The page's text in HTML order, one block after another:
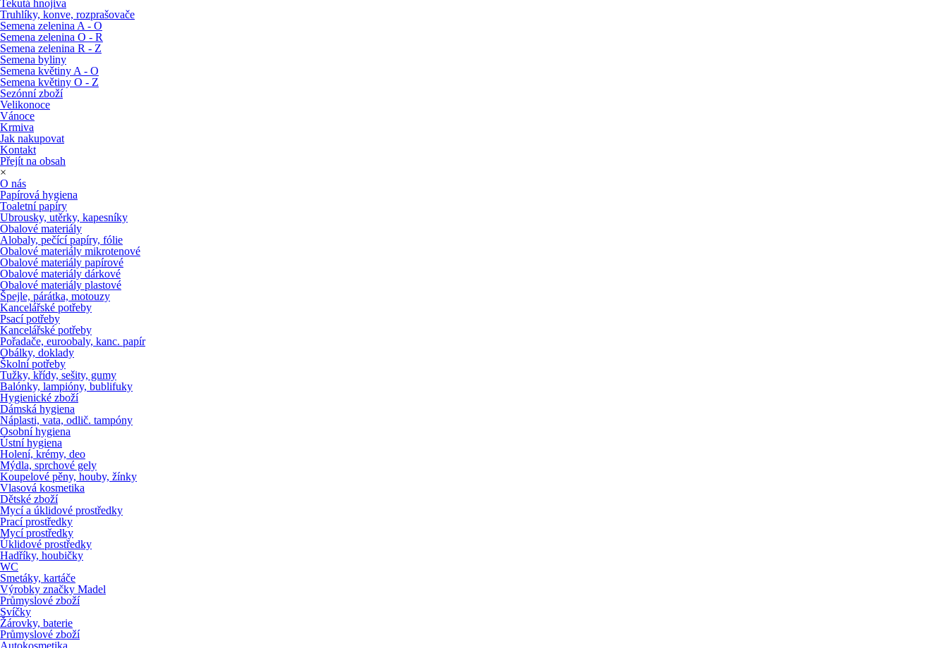
Tekutá hnojiva
Truhlíky, konve, rozprašovače
Semena zelenina A - O
Semena zelenina O - R
Semena zelenina R - Z
Semena byliny
Semena květiny A - O
Semena květiny O - Z
Sezónní zboží
Velikonoce
Vánoce
Krmiva
Jak nakupovat
Kontakt
Přejít na obsah
×
O nás
Papírová hygiena
Toaletní papíry
Ubrousky, utěrky, kapesníky
Obalové materiály
Alobaly, pečící papíry, fólie
Obalové materiály mikrotenové
Obalové materiály papírové
Obalové materiály dárkové
Obalové materiály plastové
Špejle, párátka, motouzy
Kancelářské potřeby
Psací potřeby
Kancelářské potřeby
Pořadače, euroobaly, kanc. papír
Obálky, doklady
Školní potřeby
Tužky, křídy, sešity, gumy
Balónky, lampióny, bublifuky
Hygienické zboží
Dámská hygiena
Náplasti, vata, odlič. tampóny
Osobní hygiena
Ústní hygiena
Holení, krémy, deo
Mýdla, sprchové gely
Koupelové pěny, houby, žínky
Vlasová kosmetika
Dětské zboží
Mycí a úklidové prostředky
Prací prostředky
Mycí prostředky
Úklidové prostředky
Hadříky, houbičky
WC
Smetáky, kartáče
Výrobky značky Madel
Průmyslové zboží
Svíčky
Žárovky, baterie
Průmyslové zboží
Autokosmetika